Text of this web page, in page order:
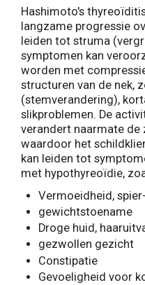
Hashimoto's
langzame progressie
leiden tot struma
symptomen kan
worden met
structuren van de nek,
(stemverandering),
slikproblemen. De
verandert naarmate
waardoor het
kan leiden tot
met hypothyreoïdie,
Vermoeidheid,
gewichtstoename
Droge huid,
gezwollen gezicht
Constipatie
Gevoeligheid voor